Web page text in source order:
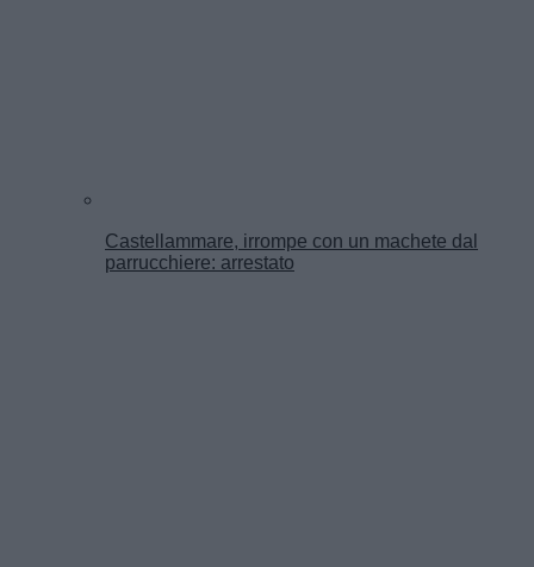
Castellammare, irrompe con un machete dal
parrucchiere: arrestato